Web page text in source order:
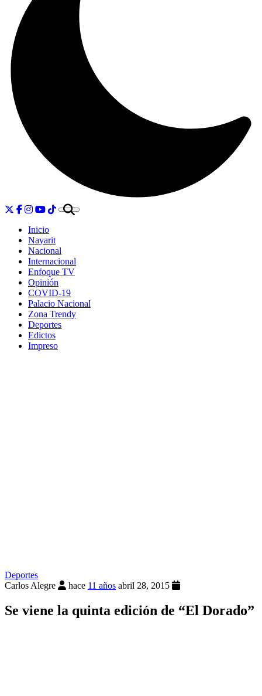
Inicio
Nayarit
Nacional
Internacional
Enfoque TV
Opinión
COVID-19
Palacio Nacional
Zona Trendy
Deportes
Edictos
Impreso
Deportes
Carlos Alegre
hace 11 años abril 28, 2015
Se viene la quinta edición de “El Dorado”